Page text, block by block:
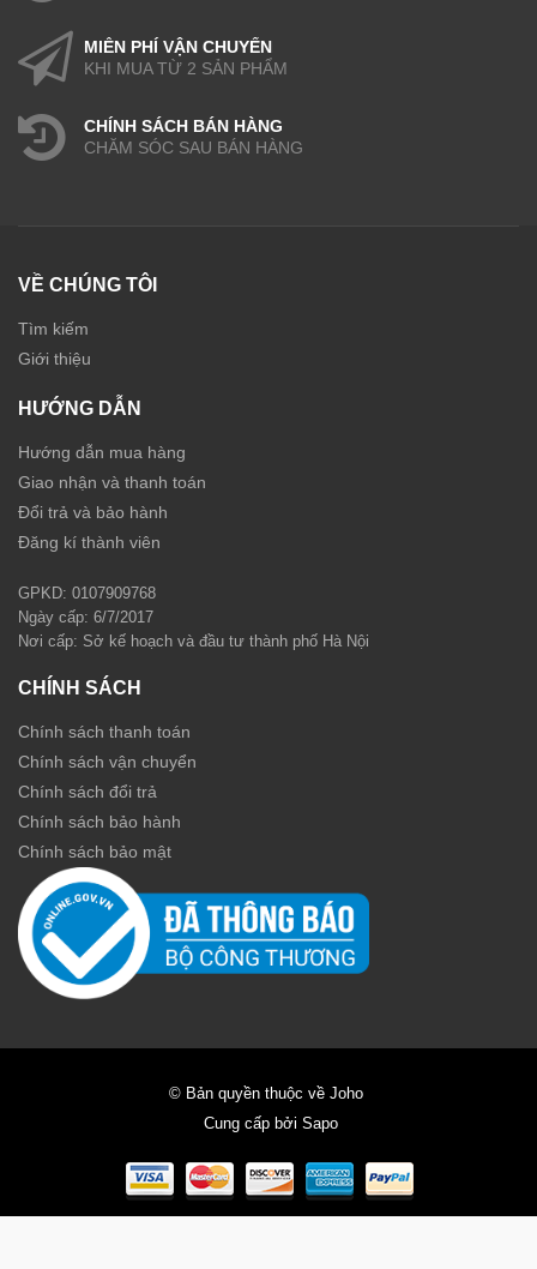
MIỄN PHÍ VẬN CHUYỂN
KHI MUA TỪ 2 SẢN PHẨM
CHÍNH SÁCH BÁN HÀNG
CHĂM SÓC SAU BÁN HÀNG
VỀ CHÚNG TÔI
Tìm kiếm
Giới thiệu
HƯỚNG DẪN
Hướng dẫn mua hàng
Giao nhận và thanh toán
Đổi trả và bảo hành
Đăng kí thành viên
GPKD: 0107909768
Ngày cấp: 6/7/2017
Nơi cấp: Sở kế hoạch và đầu tư thành phố Hà Nội
CHÍNH SÁCH
Chính sách thanh toán
Chính sách vận chuyển
Chính sách đổi trả
Chính sách bảo hành
Chính sách bảo mật
© Bản quyền thuộc về Joho
Cung cấp bởi Sapo